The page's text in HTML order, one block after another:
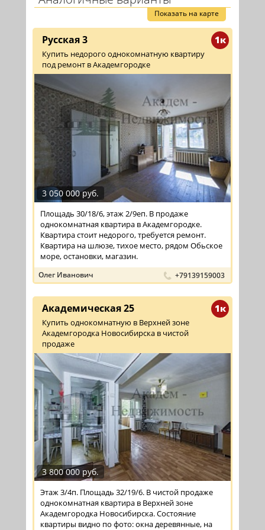
Показать на карте
1к
Русская 3
Купить недорого однокомнатную квартиру
под ремонт в Академгородке
3 050 000 руб.
Площадь 30/18/6, этаж 2/9еп. В продаже
однокомнатная квартира в Академгородке.
Квартира стоит недорого, требуется ремонт.
Квартира на шлюзе, тихое место, рядом Обьское
море, остановки, магазин.
Олег Иванович +79139159003
1к
Академическая 25
Купить однокомнатную в Верхней зоне
Академгородка Новосибирска в чистой
продаже
3 800 000 руб.
Этаж 3/4п. Площадь 32/19/6. В чистой продаже
однокомнатная квартира в Верхней зоне
Академгородка Новосибирска. Состояние
квартиры видно по фото: окна деревянные, на